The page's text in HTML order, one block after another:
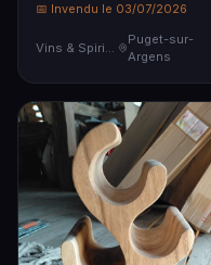
📅 Invendu le 03/07/2026
Vins & Spiritueux
Puget-sur-
Argens